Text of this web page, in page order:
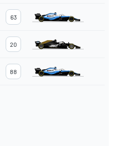
63
20
88